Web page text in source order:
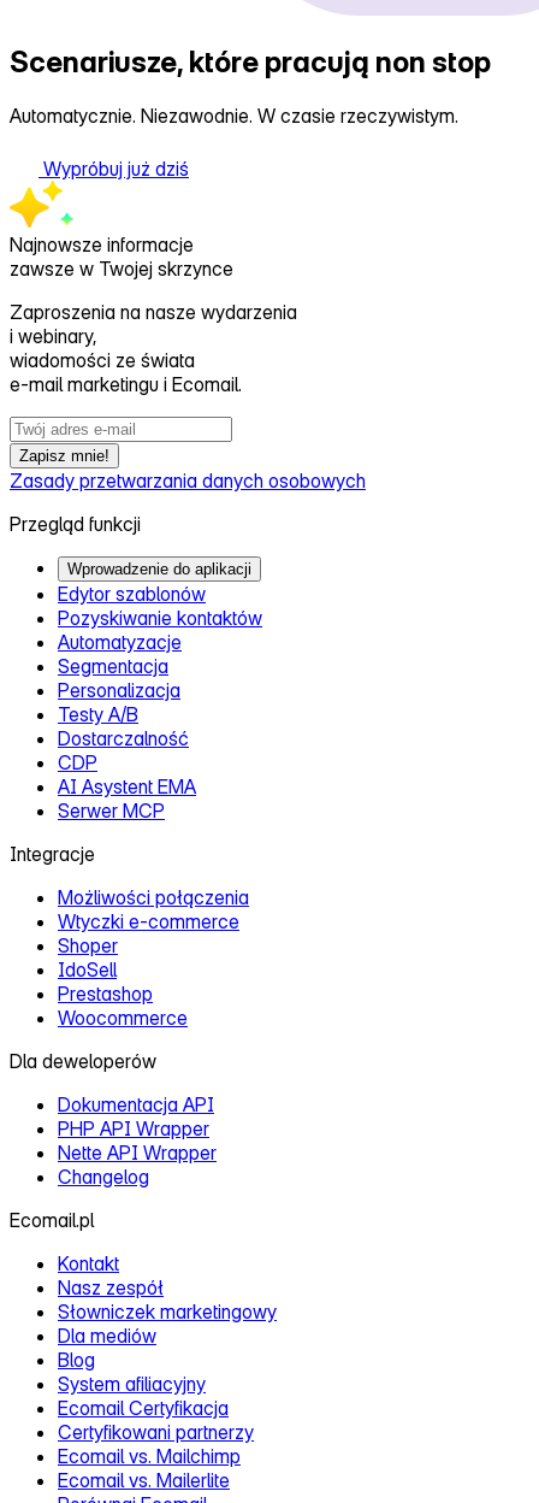
Przegląd funkcji
Wprowadzenie do aplikacji
Pozyskiwanie kontaktów
Automatyzacje
Segmentacja
Personalizacja
Testy A/B
Dostarczalność
CDP
AI Asystent EMA
Serwer MCP
Możliwości połączenia
Wtyczki e‑commerce
Shoper
IdoSell
Prestashop
Woocommerce
Dla deweloperów
Dokumentacja API
PHP API Wrapper
Nette API Wrapper
Changelog
Ecomail.pl
Kontakt
Słowniczek marketingowy
Blog
System afiliacyjny
Ecomail Certyfikacja
Certyfikowani partnerzy
Ecomail vs. Mailchimp
Ecomail vs. Mailerlite
Porównaj Ecomail
Dla Agencji
Kalkulator ROI
Przegląd funkcji
Wprowadzenie do aplikacji
Edytor szablonów
Pozyskiwanie kontaktów
Automatyzacje
Segmentacja
Personalizacja
Testy A/B
Dostarczalność
CDP
AI Asystent EMA
Serwer MCP
Integracje